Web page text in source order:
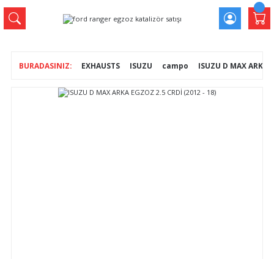
EXHAUSTS ISUZU campo ISUZU D MAX ARKA